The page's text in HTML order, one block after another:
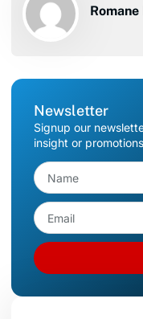
Newsletter
Signup our
insight or